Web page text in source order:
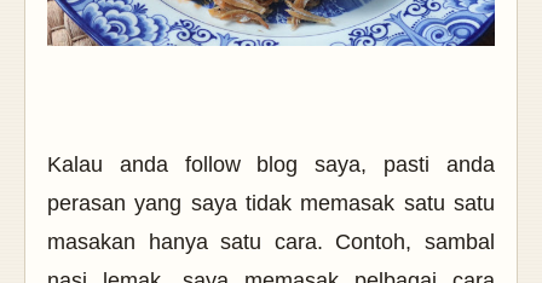
Kalau anda follow blog saya, pasti anda
perasan yang saya tidak memasak satu satu
masakan hanya satu cara. Contoh, sambal